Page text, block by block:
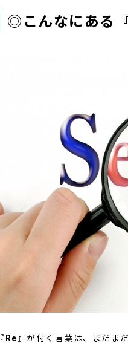
◎こんなにある
『Re』 が付く言葉は、まだま